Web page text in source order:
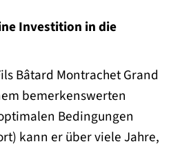
Investition in die
Bâtard Montrachet Grand
bemerkenswerten
Bedingungen
kann er über viele Jahre,